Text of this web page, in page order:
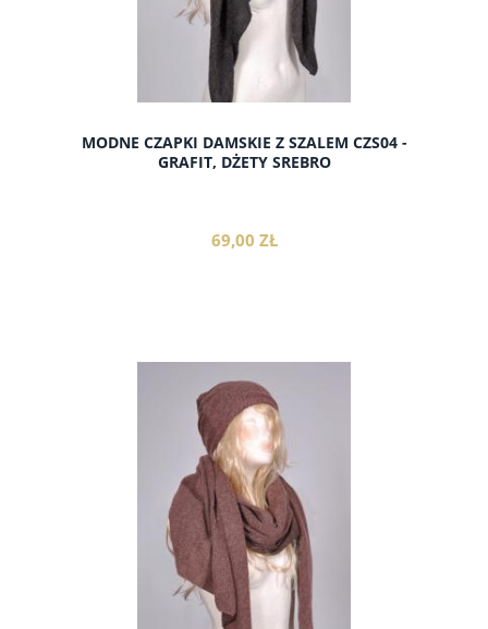
MODNE CZAPKI DAMSKIE Z SZALEM CZS04 -
GRAFIT, DŻETY SREBRO
69,00 ZŁ
do koszyka